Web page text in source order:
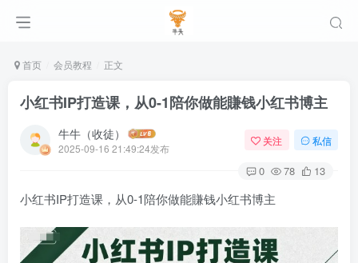
首页 会员教程 正文
小红书IP打造课，从0-1陪你做能賺钱小红书博主
牛牛（收徒）
2025-09-16 21:49:24发布
关注 私信
0 78 13
小红书IP打造课，从0-1陪你做能賺钱小红书博主